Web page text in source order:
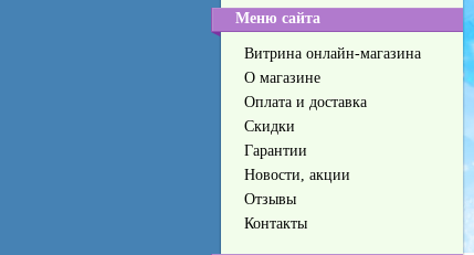
Меню сайта
Витрина онлайн-магазина
О магазине
Оплата и доставка
Скидки
Гарантии
Новости, акции
Отзывы
Контакты